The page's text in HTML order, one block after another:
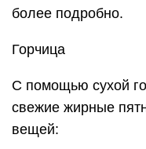
более подробно.
Горчица
С помощью сухой
свежие жирные
вещей: